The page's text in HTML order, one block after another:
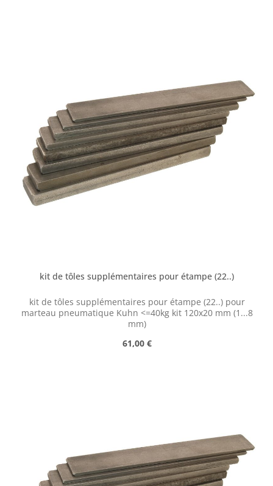
kit de tôles supplémentaires pour étampe (22..)
kit de tôles supplémentaires pour étampe (22..) pour
marteau pneumatique Kuhn <=40kg kit 120x20 mm (1...8
mm)
Prix régulier :
61,00 €